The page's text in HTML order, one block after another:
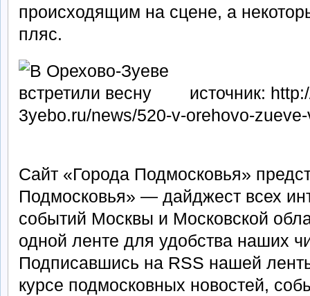
происходящим на сцене, а
пляс.
источник:
3yebo.ru/news/520-v-orehovo-
Сайт «Города Подмосковья»
Подмосковья» — дайджест всех
событий Москвы и Московской
одной ленте для удобства наших
Подписавшись на RSS нашей
курсе подмосковных новостей,